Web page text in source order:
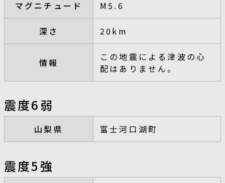
マグニチュード M5.6
深さ 20km
情報
この地震による津波の心
配はありません。
震度6弱
山梨県 富士河口湖町
震度5強